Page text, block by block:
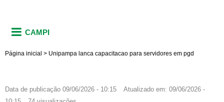
CAMPI
Página inicial > Unipampa lanca capacitacao para servidores em pgd
Data de publicação 09/06/2026 - 10:15 Atualizado em: 09/06/2026 -